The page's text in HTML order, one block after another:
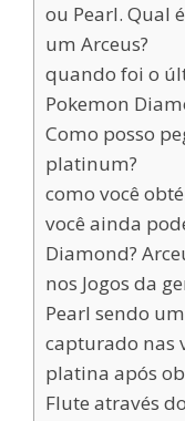
ou Pearl. Qual
um Arceus?
quando foi o
Pokemon
Como posso
platinum?
como você
você ainda
Diamond?
nos Jogos da
Pearl sendo
capturado nas
platina após
Flute através